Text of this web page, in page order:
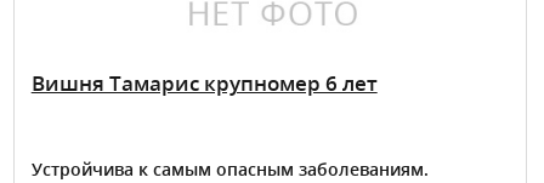
Вишня Тамарис крупномер 6 лет
Устройчива к самым опасным заболеваниям.